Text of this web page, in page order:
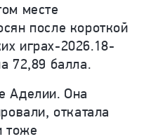
месте
после короткой
играх-2026.18-
72,89 балла.
Аделии. Она
откатала
тоже